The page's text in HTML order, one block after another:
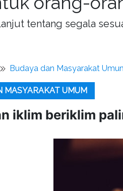
tentang segala
Budaya dan Masyarakat
MASYARAKAT UMUM
iklim beriklim